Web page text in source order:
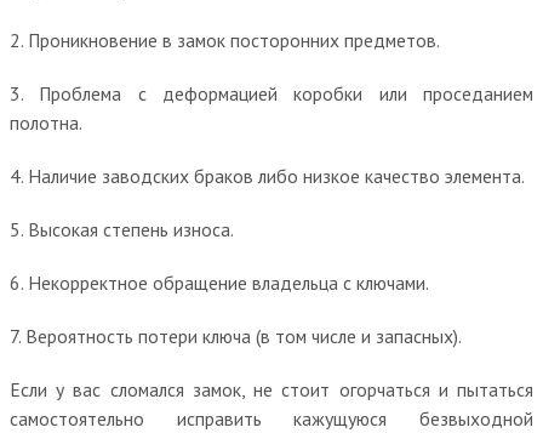
2. Проникновение в замок посторонних предметов.
3. Проблема с деформацией коробки или проседанием
полотна.
4. Наличие заводских браков либо низкое качество элемента.
5. Высокая степень износа.
6. Некорректное обращение владельца с ключами.
7. Вероятность потери ключа (в том числе и запасных).
Если у вас сломался замок, не стоит огорчаться и пытаться
самостоятельно исправить кажущуюся безвыходной